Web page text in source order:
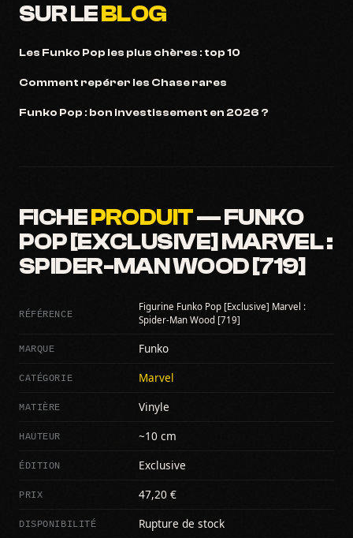
SUR LEBLOG
Les Funko Pop les plus chères : top 10
Comment repérer les Chase rares
Funko Pop : bon investissement en 2026 ?
FICHEPRODUIT— FUNKO
POP [EXCLUSIVE] MARVEL :
SPIDER-MAN WOOD [719]
RÉFÉRENCE
Figurine Funko Pop [Exclusive] Marvel :
Spider-Man Wood [719]
MARQUE Funko
CATÉGORIE Marvel
MATIÈRE Vinyle
HAUTEUR ~10 cm
ÉDITION Exclusive
PRIX 47,20 €
DISPONIBILITÉ Rupture de stock